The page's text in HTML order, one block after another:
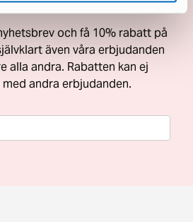
och få 10% rabatt på
även våra erbjudanden
alla andra. Rabatten kan ej
andra erbjudanden.